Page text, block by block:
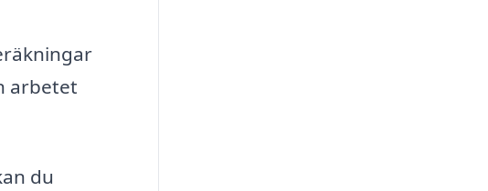
arbetet
du